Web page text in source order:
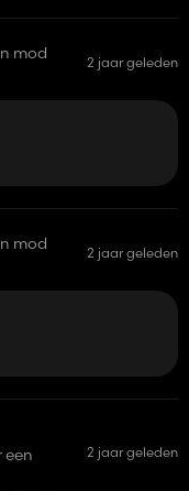
mod 2 jaar geleden
mod 2 jaar geleden
een
2 jaar geleden